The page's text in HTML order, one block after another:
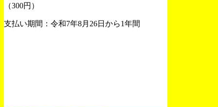
（300円）
支払い期間：令和7年8月26日から1年間